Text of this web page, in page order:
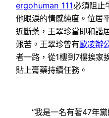
ergohuman 111必須阻止
他眼淚的情感純度。位居
近斷藥，王翠珍當即和諧
艱苦。王翠珍曾有歐凌辦
者一路，從1樓到7樓挨家
貼上膏藥持續任務。
“我是一名有著47年黨